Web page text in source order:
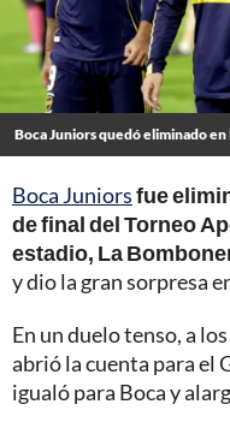
Boca Juniors quedó eliminado
Boca Juniorsfue
de final del Torneo
estadio, La
y dio la gran sorpresa
En un duelo tenso, a
abrió la cuenta para el
igualó para Boca y